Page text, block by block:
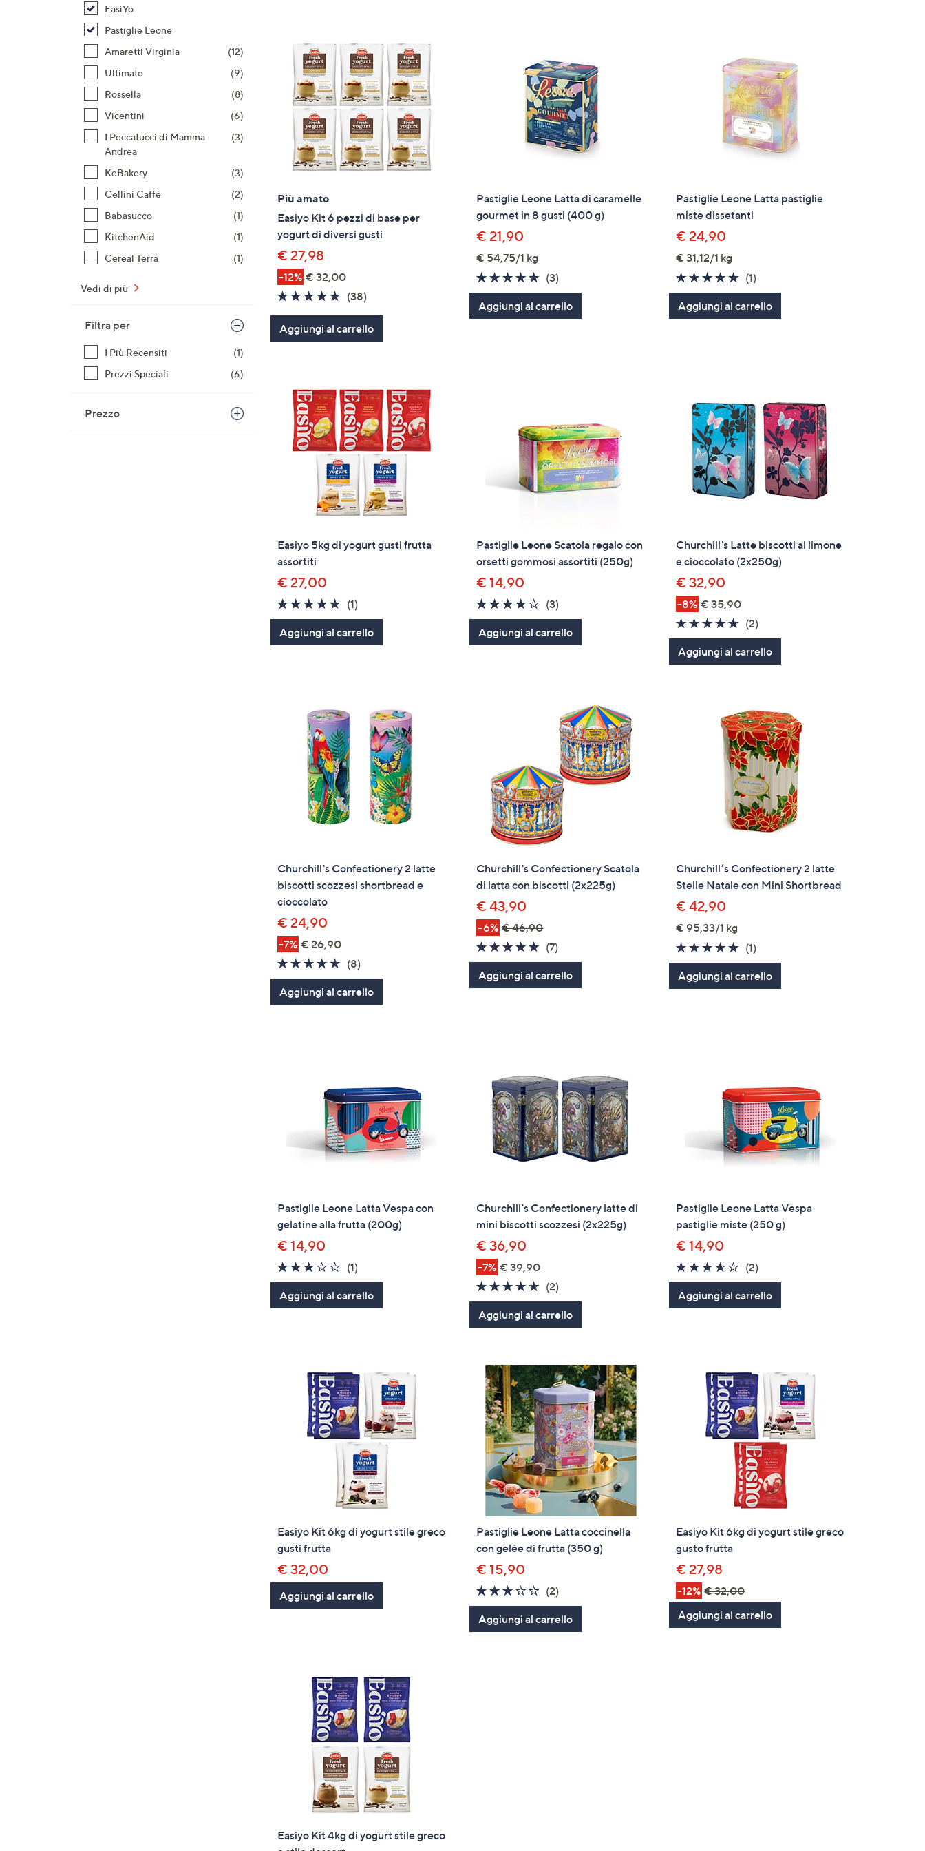
dispositivi
touch
consultarli.
prodotti EasiYo
Pastiglie Leone
Amaretti Virginia
(12)
Ultimate
(9)
Rossella
(8)
Vicentini
(6)
I Peccatucci di Mamma
Andrea
(3)
KeBakery
(3)
Cellini Caffè
(2)
Babasucco
(1)
KitchenAid
(1)
Cereal Terra
(1)
Vedi di più
Filtra per
I Più Recensiti
(1)
Prezzi Speciali
(6)
Prezzo
Più amato
Easiyo Kit 6 pezzi di base per
yogurt di diversi gusti
€ 27,98
-12% € 32,00
4.7
5
Stars
(38)38
Aggiungi al carrello
Pastiglie Leone Latta di caramelle
gourmet in 8 gusti (400 g)
€ 21,90
€ 54,75/1 kg
5.0
of
5
(3)
Recensioni
Aggiungi al carrello
Pastiglie Leone Latta pastiglie
miste dissetanti
€ 24,90
€ 31,12/1 kg
5.0
of
5
(1)
Recensioni
Aggiungi al carrello
Easiyo 5kg di yogurt gusti frutta
assortiti
€ 27,00
5.0
of
5
(1)1
Recensioni
Aggiungi al carrello
Pastiglie Leone Scatola regalo con
orsetti gommosi assortiti (250g)
€ 14,90
3.7
of
5
(3)
Recensioni
Aggiungi al carrello
Churchill's Latte biscotti al limone
e cioccolato (2x250g)
€ 32,90
-8% € 35,90
5.0
of
5
(2)
Recensioni
Aggiungi al carrello
Churchill's Confectionery 2 latte
biscotti scozzesi shortbread e
cioccolato
€ 24,90
-7% € 26,90
5.0
of
5
(8)8
Recensioni
Aggiungi al carrello
Churchill's Confectionery Scatola
di latta con biscotti (2x225g)
€ 43,90
-6% € 46,90
4.7
of
5
(7)
Recensioni
Aggiungi al carrello
Churchill’s Confectionery 2 latte
Stelle Natale con Mini Shortbread
€ 42,90
€ 95,33/1 kg
5.0
of
5
(1)
Recensioni
Aggiungi al carrello
Pastiglie Leone Latta Vespa con
gelatine alla frutta (200g)
€ 14,90
3.0
of
5
(1)1
Recensioni
Aggiungi al carrello
Churchill's Confectionery latte di
mini biscotti scozzesi (2x225g)
€ 36,90
-7% € 39,90
4.5
of
5
(2)
Recensioni
Aggiungi al carrello
Pastiglie Leone Latta Vespa
pastiglie miste (250 g)
€ 14,90
3.5
of
5
(2)
Recensioni
Aggiungi al carrello
Easiyo Kit 6kg di yogurt stile greco
gusti frutta
€ 32,00
Aggiungi al carrello
Pastiglie Leone Latta coccinella
con gelée di frutta (350 g)
€ 15,90
3.0
of
5
(2)
Recensioni
Aggiungi al carrello
Easiyo Kit 6kg di yogurt stile greco
gusto frutta
€ 27,98
-12% € 32,00
Aggiungi al carrello
Easiyo Kit 4kg di yogurt stile greco